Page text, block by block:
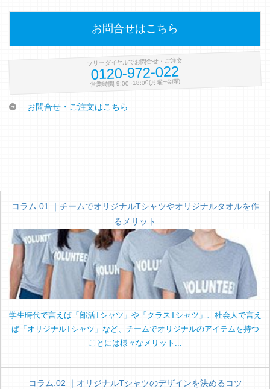
お問合せはこちら
フリーダイヤルでお問合せ・ご注文
0120-972-022
営業時間 9:00~18:00(月曜~金曜)
お問合せ・ご注文はこちら
コラム.01 ｜チームでオリジナルTシャツやオリジナルタオルを作
るメリット
学生時代で言えば「部活Tシャツ」や「クラスTシャツ」、社会人で言え
ば「オリジナルTシャツ」など、チームでオリジナルのアイテムを持つ
ことには様々なメリット...
コラム.02 ｜オリジナルTシャツのデザインを決めるコツ